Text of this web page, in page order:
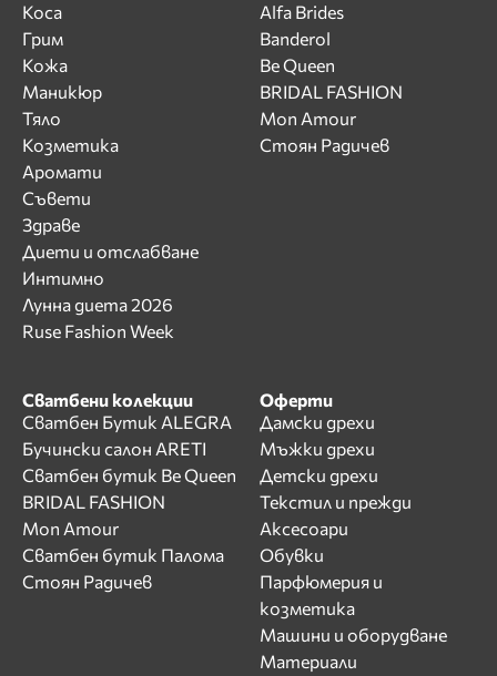
Коса
Грим
Кожа
Маникюр
Тяло
Козметика
Аромати
Съвети
Здраве
Диети и отслабване
Интимно
Лунна диета 2026
Ruse Fashion Week
Alfa Brides
Banderol
Be Queen
BRIDAL FASHION
Mon Amour
Стоян Радичев
Сватбени колекции
Сватбен Бутик ALEGRA
Бучински салон ARETI
Сватбен бутик Be Queen
BRIDAL FASHION
Mon Amour
Сватбен бутик Палома
Стоян Радичев
Оферти
Дамски дрехи
Мъжки дрехи
Детски дрехи
Текстил и прежди
Аксесоари
Обувки
Парфюмерия и
козметика
Машини и оборудване
Материали